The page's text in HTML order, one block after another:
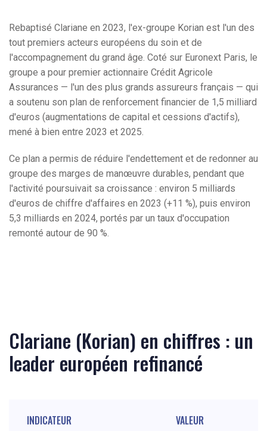
Rebaptisé Clariane en 2023, l'ex-groupe Korian est l'un des
tout premiers acteurs européens du soin et de
l'accompagnement du grand âge. Coté sur Euronext Paris, le
groupe a pour premier actionnaire Crédit Agricole
Assurances — l'un des plus grands assureurs français — qui
a soutenu son plan de renforcement financier de 1,5 milliard
d'euros (augmentations de capital et cessions d'actifs),
mené à bien entre 2023 et 2025.
Ce plan a permis de réduire l'endettement et de redonner au
groupe des marges de manœuvre durables, pendant que
l'activité poursuivait sa croissance : environ 5 milliards
d'euros de chiffre d'affaires en 2023 (+11 %), puis environ
5,3 milliards en 2024, portés par un taux d'occupation
remonté autour de 90 %.
Clariane (Korian) en chiffres : un
leader européen refinancé
INDICATEUR
VALEUR